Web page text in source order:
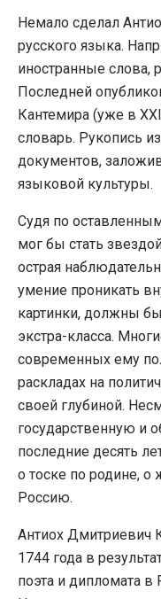
Немало сделал
русского языка.
иностранные слова,
Последней
Кантемира (уже в
словарь. Рукопись
документов,
языковой культуры.
Судя по
мог бы стать
острая
умение проникать
картинки, должны
экстра-класса.
современных ему
раскладах на
своей глубиной.
государственную и
последние десять
о тоске по родине, о
Россию.
Антиох Дмитриевич
1744 года в
поэта и дипломата